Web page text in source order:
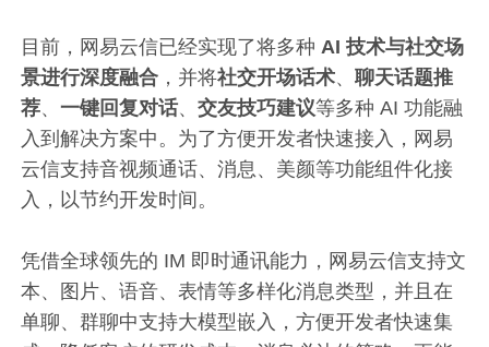
目前，网易云信已经实现了将多种 AI 技术与社交场
景进行深度融合 ，并将社交开场话术、聊天话题推
荐、一键回复对话、交友技巧建议等多种 AI 功能融
入到解决方案中。为了方便开发者快速接入，网易
云信支持音视频通话、消息、美颜等功能组件化接
入，以节约开发时间。
凭借全球领先的 IM 即时通讯能力，网易云信支持文
本、图片、语音、表情等多样化消息类型，并且在
单聊、群聊中支持大模型嵌入，方便开发者快速集